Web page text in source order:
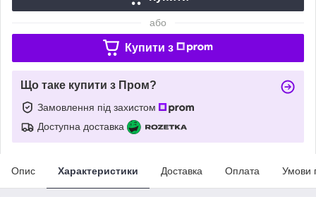
або
Купити з
Що таке купити з Пром?
Замовлення під захистом
Доступна доставка
Опис Характеристики Доставка Оплата Умови